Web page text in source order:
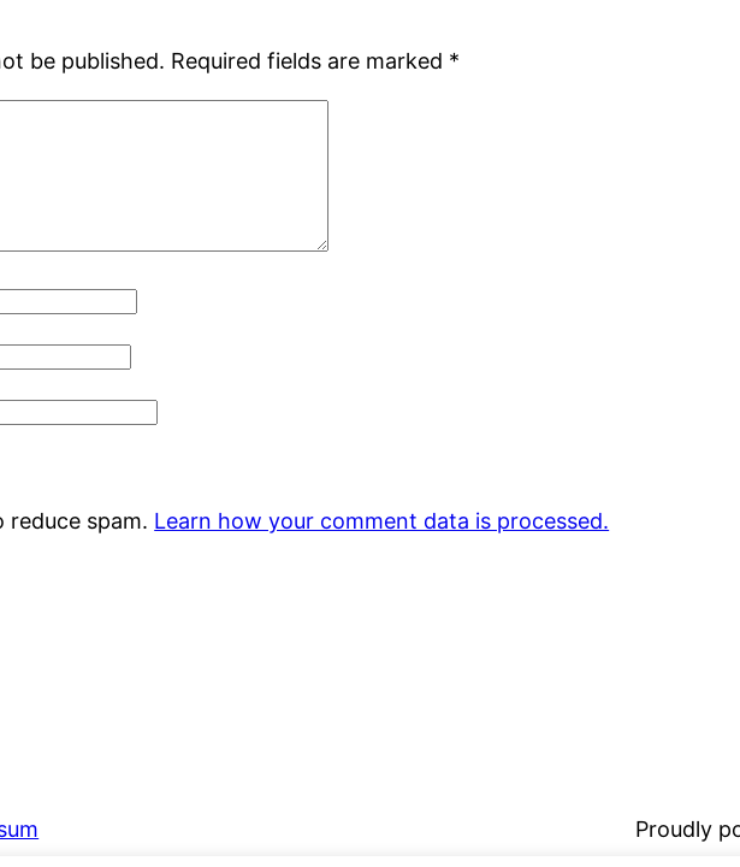
be published. Required fields are marked *
reduce spam. Learn how your comment data is processed.
Proudly